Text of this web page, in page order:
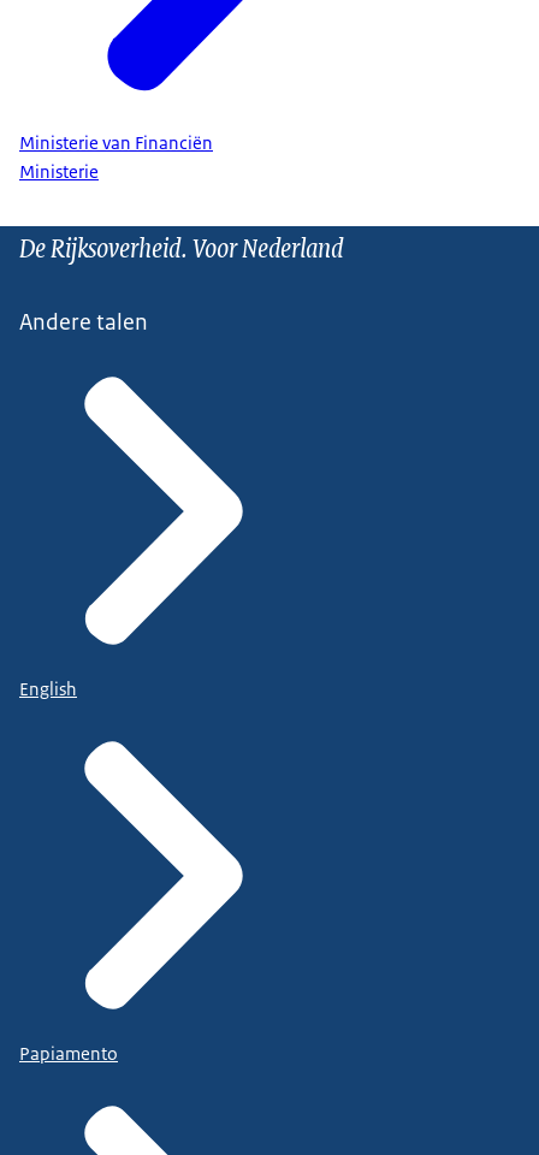
Ministerie van Financiën
Ministerie
De Rijksoverheid. Voor Nederland
Andere talen
English
Papiamento